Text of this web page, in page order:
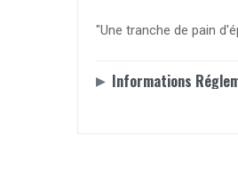
"Une tranche de pain
Informations
▶